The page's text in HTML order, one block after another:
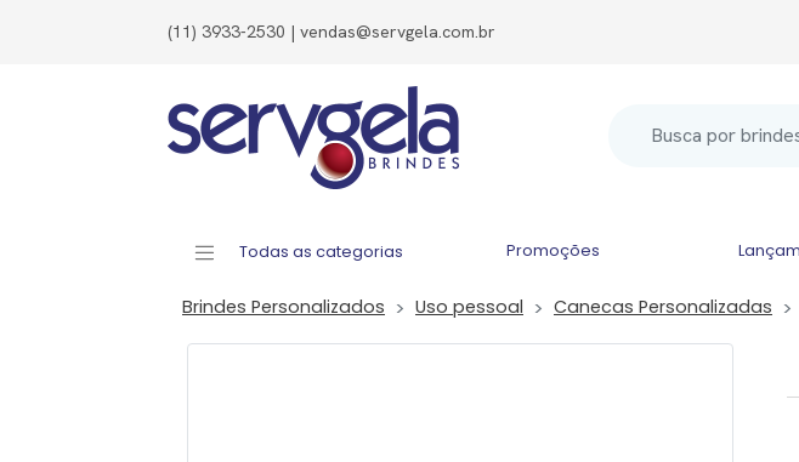
(11) 3933-2530 | vendas@servgela.com.br
Todas as categorias Promoções
Brindes Personalizados Uso pessoal Canecas Personalizadas